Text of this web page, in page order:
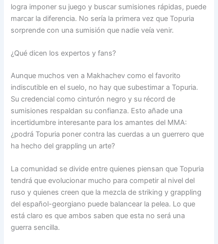
logra imponer su juego y buscar sumisiones rápidas, puede
marcar la diferencia. No sería la primera vez que Topuria
sorprende con una sumisión que nadie veía venir.
¿Qué dicen los expertos y fans?
Aunque muchos ven a Makhachev como el favorito
indiscutible en el suelo, no hay que subestimar a Topuria.
Su credencial como cinturón negro y su récord de
sumisiones respaldan su confianza. Esto añade una
incertidumbre interesante para los amantes del MMA:
¿podrá Topuria poner contra las cuerdas a un guerrero que
ha hecho del grappling un arte?
La comunidad se divide entre quienes piensan que Topuria
tendrá que evolucionar mucho para competir al nivel del
ruso y quienes creen que la mezcla de striking y grappling
del español-georgiano puede balancear la pelea. Lo que
está claro es que ambos saben que esta no será una
guerra sencilla.